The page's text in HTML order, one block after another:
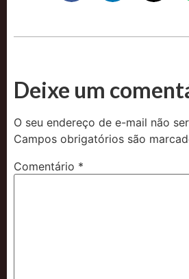
Deixe um
O seu endereço de e-mail não
Campos obrigatórios são
Comentário *